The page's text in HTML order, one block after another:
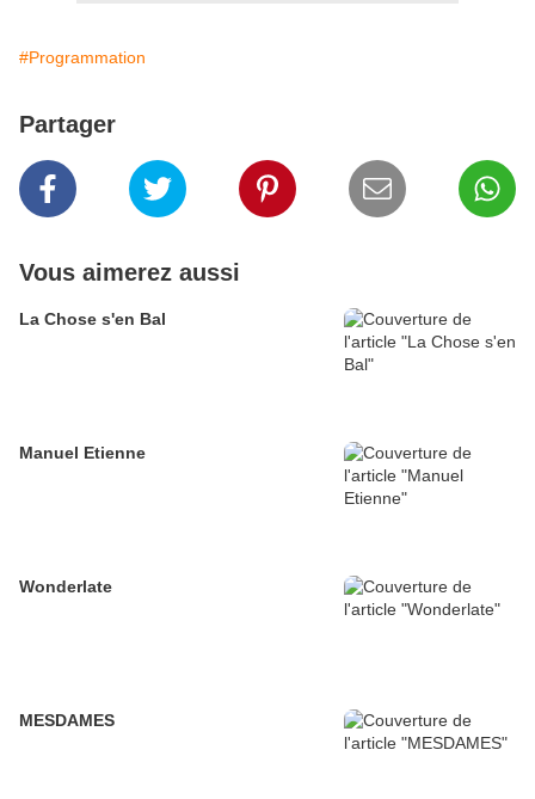
#Programmation
Partager
Vous aimerez aussi
La Chose s'en Bal
Manuel Etienne
Wonderlate
MESDAMES